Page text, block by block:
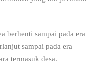
berhenti sampai pada era
sampai pada era
termasuk desa.